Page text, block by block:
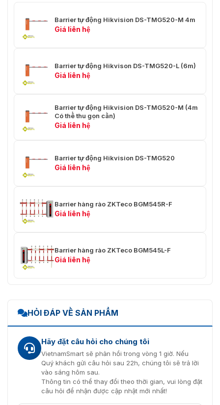
Barrier tự động Hikvision DS-TMG520-M 4m
Giá liên hệ
Barrier tự động Hikvison DS-TMG520-L (6m)
Giá liên hệ
Barrier tự động Hikvision DS-TMG520-M (4m
Có thể thu gọn cần)
Giá liên hệ
Barrier tự động Hikvision DS-TMG520
Giá liên hệ
Barrier hàng rào ZKTeco BGM545R-F
Giá liên hệ
Barrier hàng rào ZKTeco BGM545L-F
Giá liên hệ
HỎI ĐÁP VỀ SẢN PHẨM
Hãy đặt câu hỏi cho chúng tôi
VietnamSmart sẽ phản hồi trong vòng 1 giờ. Nếu
Quý khách gửi câu hỏi sau 22h, chúng tôi sẽ trả lời
vào sáng hôm sau.
Thông tin có thể thay đổi theo thời gian, vui lòng đặt
câu hỏi để nhận được cập nhật mới nhất!